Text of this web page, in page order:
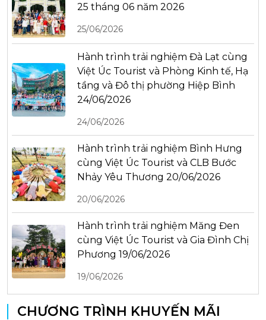
25 tháng 06 năm 2026
25/06/2026
Hành trình trải nghiệm Đà Lạt cùng
Việt Úc Tourist và Phòng Kinh tế, Hạ
tầng và Đô thị phường Hiệp Bình
24/06/2026
24/06/2026
Hành trình trải nghiệm Bình Hưng
cùng Việt Úc Tourist và CLB Bước
Nhảy Yêu Thương 20/06/2026
20/06/2026
Hành trình trải nghiệm Măng Đen
cùng Việt Úc Tourist và Gia Đình Chị
Phương 19/06/2026
19/06/2026
CHƯƠNG TRÌNH KHUYẾN MÃI